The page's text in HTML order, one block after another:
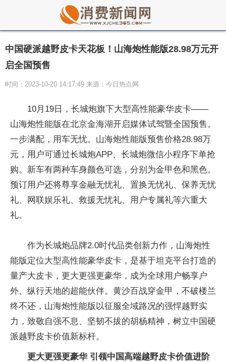
中国硬派越野皮卡天花板！山海炮性能版28.98万元开
启全国预售
时间：2023-10-20 14:17:49 来源：今日热点网
10月19日，长城炮旗下大型高性能豪华皮卡——
山海炮性能版在北京金海湖开启媒体试驾暨全国预售。
一步满配，用车无忧。山海炮性能版预售价格28.98万
元，用户可通过长城炮APP、长城炮微信小程序下单抢
购。新车有两种车身颜色可选，分别为金甲色和黑色。
预订用户还将尊享金融无忧礼、置换无忧礼、保养无忧
礼、网联娱乐礼、救援无忧礼、用户专属礼等六重大
礼。
作为长城炮品牌2.0时代品类创新力作，山海炮性
能版定位大型高性能豪华皮卡，是基于坦克平台打造的
量产大皮卡，更大更强更豪华，成为全球用户畅享户
外、纵行天地的超能伙伴。黄沙百战穿金甲，不破楼兰
终不还，山海炮性能版以征服全域路况的强悍越野实
力，致敬自强不息、坚韧不拔的胡杨精神，树立中国硬
派越野皮卡价值新标杆。
更大更强更豪华 引领中国高端越野皮卡价值进阶